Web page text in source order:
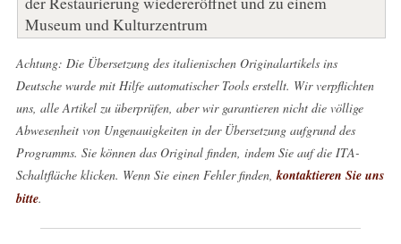
Museum und Kulturzentrum
Achtung: Die Übersetzung des italienischen Originalartikels ins
Deutsche wurde mit Hilfe automatischer Tools erstellt. Wir verpflichten
uns, alle Artikel zu überprüfen, aber wir garantieren nicht die völlige
Abwesenheit von Ungenauigkeiten in der Übersetzung aufgrund des
Programms. Sie können das Original finden, indem Sie auf die ITA-
Schaltfläche klicken. Wenn Sie einen Fehler finden,kontaktieren Sie uns
bitte.